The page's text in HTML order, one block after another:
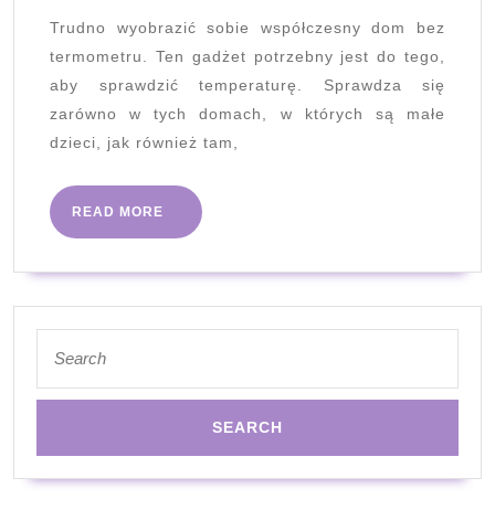
być
w
Trudno wyobrazić sobie współczesny dom bez
termometru. Ten gadżet potrzebny jest do tego,
aby sprawdzić temperaturę. Sprawdza się
zarówno w tych domach, w których są małe
dzieci, jak również tam,
READ MORE
READ
MORE
for: